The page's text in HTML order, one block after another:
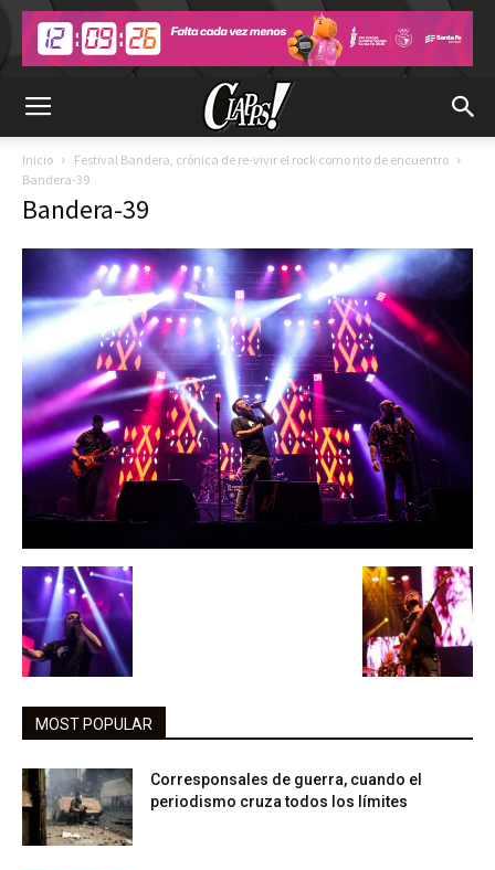
Inicio
Festival Bandera, crónica de re-vivir el rock como rito de encuentro
Bandera-39
Bandera-39
MOST POPULAR
Corresponsales de guerra, cuando el
periodismo cruza todos los límites